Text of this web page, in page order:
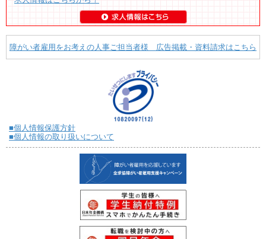
障がい者雇用をお考えの人事ご担当者様 広告掲載・資料請求はこちら
■個人情報保護方針
■個人情報の取り扱いについて